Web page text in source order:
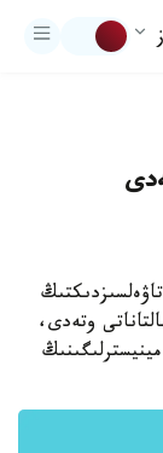
وتەدى،